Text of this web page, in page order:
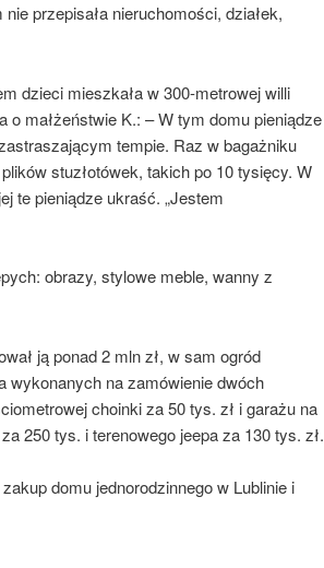
przepisała nieruchomości, działek,
dzieci mieszkała w 300-metrowej willi
małżeństwie K.: – W tym domu pieniądze
tempie. Raz w bagażniku
stuzłotówek, takich po 10 tysięcy. W
te pieniądze ukraść. „Jestem
obrazy, stylowe meble, wanny z
ją ponad 2 mln zł, w sam ogród
wykonanych na zamówienie dwóch
choinki za 50 tys. zł i garażu na
250 tys. i terenowego jeepa za 130 tys. zł.
domu jednorodzinnego w Lublinie i